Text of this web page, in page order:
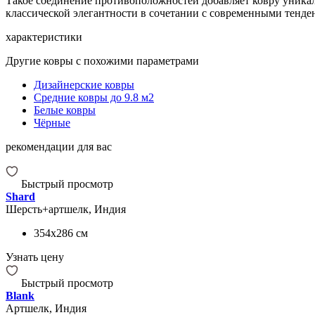
классической элегантности в сочетании с современными
характеристики
Другие ковры с похожими параметрами
Дизайнерские ковры
Средние ковры до 9.8 м2
Белые ковры
Чёрные
рекомендации для вас
Быстрый просмотр
Shard
Шерсть+артшелк, Индия
354x286 см
Узнать цену
Быстрый просмотр
Blank
Артшелк, Индия